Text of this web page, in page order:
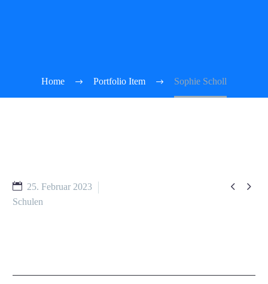
Home Portfolio Item Sophie Scholl
 
25. Februar 2023
Schulen